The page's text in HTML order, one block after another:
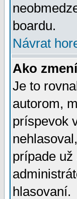
boardu.
Návrat
Ako
Je to
autorom,
príspevok
prípade
hlasovaní.